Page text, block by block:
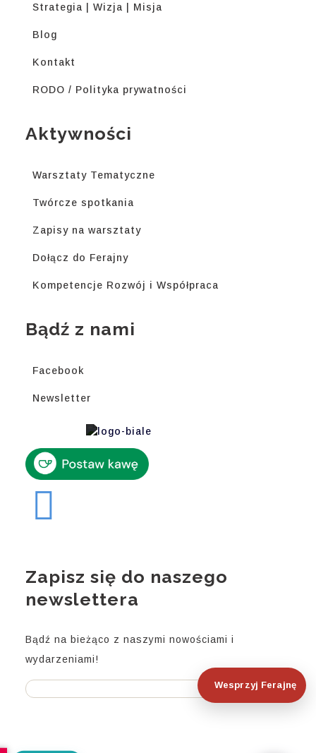
Strategia | Wizja | Misja
Blog
Kontakt
RODO / Polityka prywatności
Aktywności
Warsztaty Tematyczne
Twórcze spotkania
Zapisy na warsztaty
Dołącz do Ferajny
Kompetencje Rozwój i Współpraca
Bądź z nami
Facebook
Wesprzyj Ferajnę
Newsletter
Zapisz się do naszego
newslettera
Bądź na bieżąco z naszymi nowościami i
wydarzeniami!